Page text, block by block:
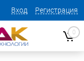
Вход Регистрация
0